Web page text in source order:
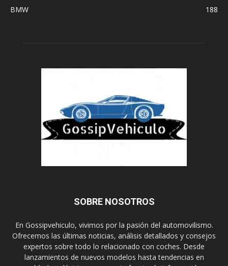
BMW
188
SOBRE NOSOTROS
En Gossipvehiculo, vivimos por la pasión del automovilismo.
Ofrecemos las últimas noticias, análisis detallados y consejos
expertos sobre todo lo relacionado con coches. Desde
lanzamientos de nuevos modelos hasta tendencias en